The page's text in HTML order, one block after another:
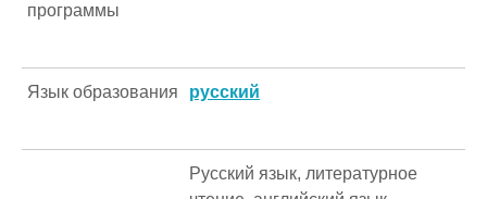
программы
Язык образования русский
Русский язык, литературное